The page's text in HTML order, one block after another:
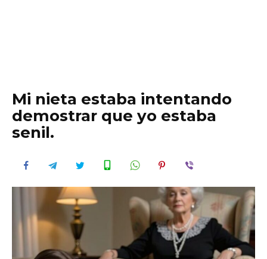
Mi nieta estaba intentando
demostrar que yo estaba
senil.